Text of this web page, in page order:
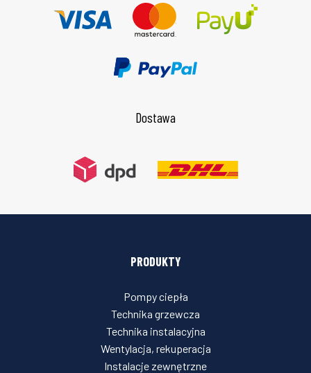
Dostawa
PRODUKTY
Pompy ciepła
Technika grzewcza
Technika instalacyjna
Wentylacja, rekuperacja
Instalacje zewnętrzne